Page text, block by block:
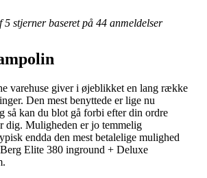
5 stjerner baseret på 44 anmeldelser
varehuse giver i øjeblikket en lang række
Den mest benyttede er lige nu
så kan du blot gå forbi efter din ordre
dig. Muligheden er jo temmelig
endda den mest betalelige mulighed
Elite 380 inground + Deluxe